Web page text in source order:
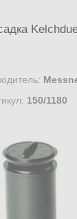
150/1180